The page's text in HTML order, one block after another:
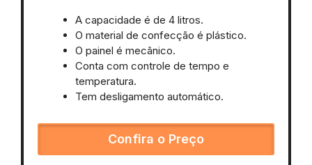
A capacidade é de 4 litros.
O material de confecção é plástico.
O painel é mecânico.
Conta com controle de tempo e
temperatura.
Tem desligamento automático.
Confira o Preço